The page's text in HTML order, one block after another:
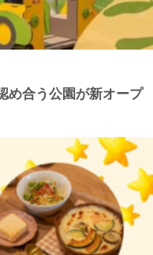
め合う公園が新オープ